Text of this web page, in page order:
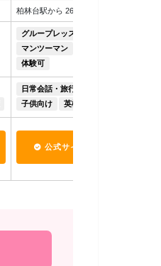
柏林台駅から 2640m
グループレッスン
マンツーマン
体験可
日常会話・旅行
子供向け
英検対策
公式サイト